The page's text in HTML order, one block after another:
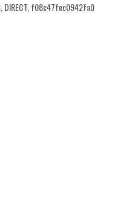
DIRECT, f08c47fec0942fa0